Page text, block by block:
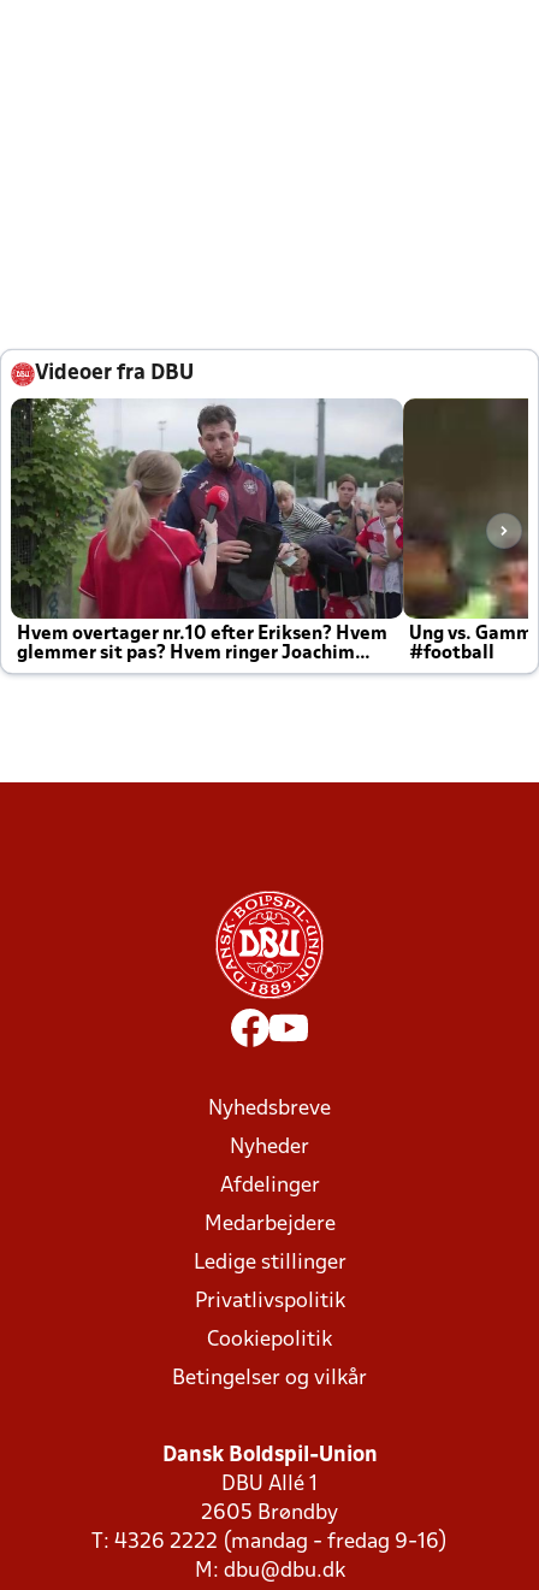
Videoer fra DBU
Hvem overtager nr.10 efter Eriksen? Hvem
glemmer sit pas? Hvem ringer Joachim
altid til efter kampe?
Ung vs.
#football
Nyhedsbreve
Nyheder
Afdelinger
Medarbejdere
Ledige stillinger
Privatlivspolitik
Cookiepolitik
Betingelser og vilkår
Dansk Boldspil-Union
DBU Allé 1
2605 Brøndby
T: 4326 2222 (mandag - fredag 9-16)
M: dbu@dbu.dk